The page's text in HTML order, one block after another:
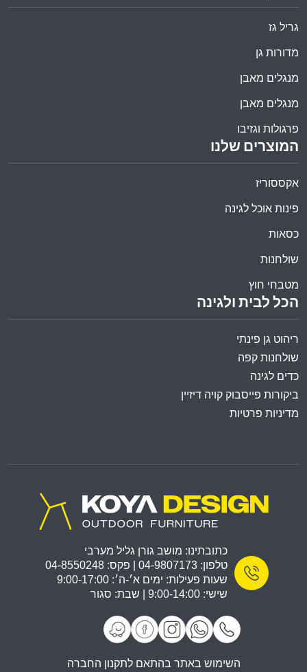
הכל לבית ולגינה
ריהוט גן פינתי
שולחנות קפה
כדים לגינה
ביקורות פייסבוק קויה דיזיין
מדיניות פרטיות
המוצרים שלנו
אקססוריז
פינות אוכל לגינה
כסאות
שולחנות
מטבחי חוץ
גריל גז
מדורות גן
מנגלים מאבן
מנגלים מאבן
פרגולות וגזיבו
כתובתינו: מושב גורן גליל מערבי
טלפון: 04-9807173 | פקס: 04-8550248
שעות פעילות: ימים א׳-ה׳: 9:00-17:00
שישי: 9:00-14:00 | שבת: סגור
השימוש באתר בהתאם לתקנון החברה